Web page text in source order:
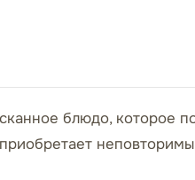
блюдо, которое